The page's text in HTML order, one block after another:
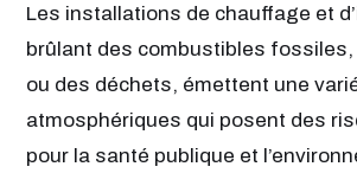
Les installations de chauffage et
brûlant des combustibles fossiles,
ou des déchets, émettent une
atmosphériques qui posent des
pour la santé publique et